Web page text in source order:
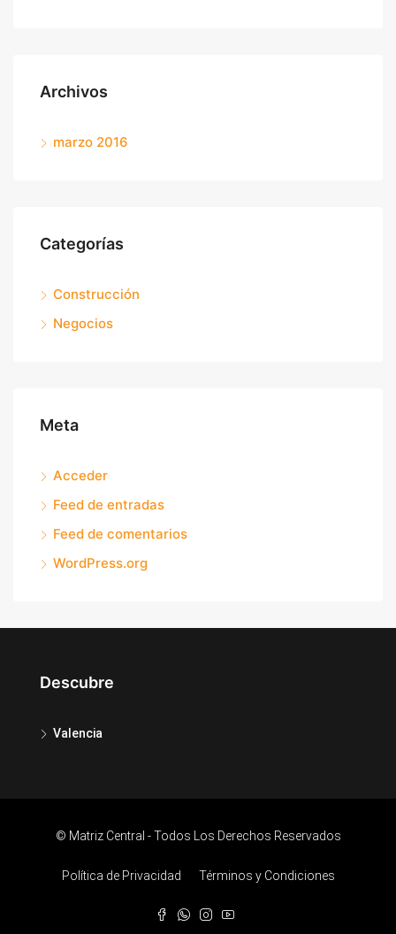
Archivos
marzo 2016
Categorías
Construcción
Negocios
Meta
Acceder
Feed de entradas
Feed de comentarios
WordPress.org
Descubre
Valencia
© Matriz Central - Todos Los Derechos Reservados
Política de Privacidad Términos y Condiciones